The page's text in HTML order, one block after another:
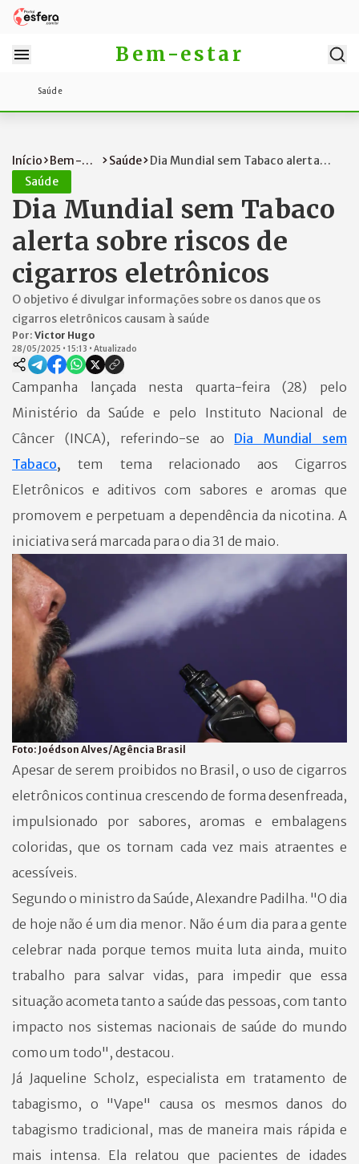
Bem-estar
Saúde
Início
Bem-
estar
Saúde
Dia Mundial sem Tabaco alerta
Saúde
Dia Mundial sem Tabaco
alerta sobre riscos de
cigarros eletrônicos
O objetivo é divulgar informações sobre os danos que os
cigarros eletrônicos causam à saúde
Por: Victor Hugo
28/05/2025 • 15:13 • Atualizado
Campanha lançada nesta quarta-feira (28) pelo
Ministério da Saúde e pelo Instituto Nacional de
Câncer (INCA), referindo-se ao Dia Mundial sem
Tabaco, tem tema relacionado aos Cigarros
Eletrônicos e aditivos com sabores e aromas que
promovem e perpetuam a dependência da nicotina. A
iniciativa será marcada para o dia 31 de maio.
Foto: Joédson Alves/Agência Brasil
Apesar de serem proibidos no Brasil, o uso de cigarros
eletrônicos continua crescendo de forma desenfreada,
impulsionado por sabores, aromas e embalagens
coloridas, que os tornam cada vez mais atraentes e
acessíveis.
Segundo o ministro da Saúde, Alexandre Padilha. "O dia
de hoje não é um dia menor. Não é um dia para a gente
celebrar nada porque temos muita luta ainda, muito
trabalho para salvar vidas, para impedir que essa
situação acometa tanto a saúde das pessoas, com tanto
impacto nos sistemas nacionais de saúde do mundo
como um todo", destacou.
Já Jaqueline Scholz, especialista em tratamento de
tabagismo, o "Vape" causa os mesmos danos do
tabagismo tradicional, mas de maneira mais rápida e
mais intensa. Ela relatou que pacientes de idades